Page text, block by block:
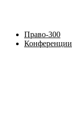
Право-300
Конференции